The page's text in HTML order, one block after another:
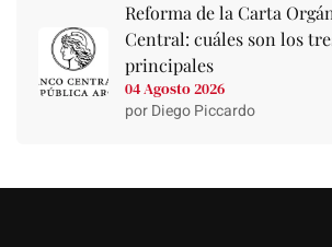
Reforma de la Carta
Central: cuáles son los
principales
04 Agosto 2026
por Diego Piccardo